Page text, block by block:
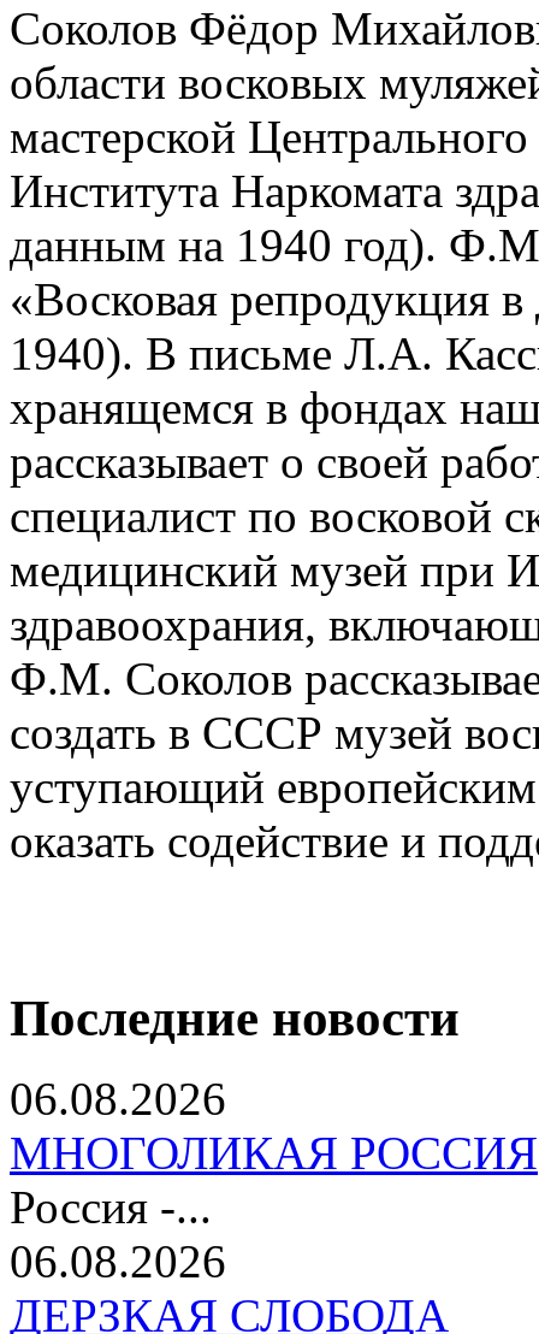
Соколов Фёдор
области восковых
мастерской
Института Наркомата
данным на 1940 год).
«Восковая репродукция
1940). В письме Л.А.
хранящемся в фондах
рассказывает о своей
специалист по восковой
медицинский музей при
здравоохрания,
Ф.М. Соколов
создать в СССР музей
уступающий
оказать содействие и
Последние новости
06.08.2026
МНОГОЛИКАЯ РОССИЯ
Россия -...
06.08.2026
ДЕРЗКАЯ СЛОБОДА